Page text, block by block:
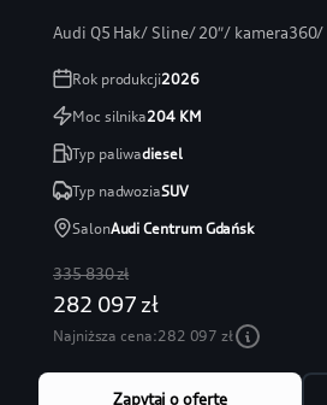
Audi Q5 Hak/ Sline/ 20″/
Rok produkcji2026
Moc silnika204KM
Typ paliwadiesel
Typ nadwoziaSUV
SalonAudi Centrum Gdańsk
335 830 zł
282 097 zł
Najniższa cena:282 097 zł
Zapytaj o ofertę